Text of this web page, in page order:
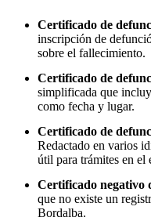
Certificado de
inscripción de
sobre el fallecimiento.
Certificado de
simplificada que
como fecha y lugar.
Certificado de
Redactado en varios
útil para trámites en el
Certificado negativo
que no existe un
Bordalba.